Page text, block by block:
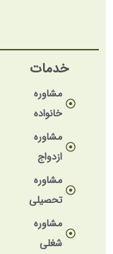
خدمات
مشاوره
خانواده
مشاوره
ازدواج
مشاوره
تحصیلی
مشاوره
شغلی